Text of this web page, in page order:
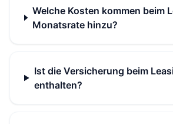
Welche Kosten kommen beim
Monatsrate hinzu?
Ist die Versicherung beim
enthalten?